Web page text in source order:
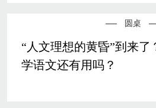
圆桌
“人文理想的黄昏”到来了
学语文还有用吗？